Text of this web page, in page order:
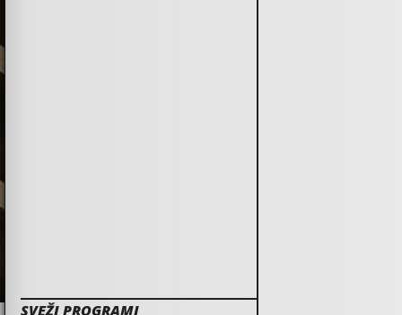
SVEŽI PROGRAMI